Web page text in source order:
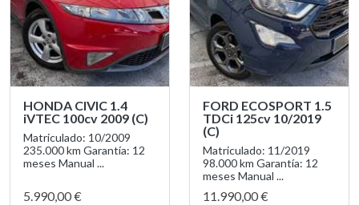
HONDA CIVIC 1.4
iVTEC 100cv 2009 (C)
Matriculado: 10/2009
235.000 km Garantía: 12
meses Manual ...
5.990,00 €
FORD ECOSPORT 1.5
TDCi 125cv 10/2019
(C)
Matriculado: 11/2019
98.000 km Garantía: 12
meses Manual ...
11.990,00 €